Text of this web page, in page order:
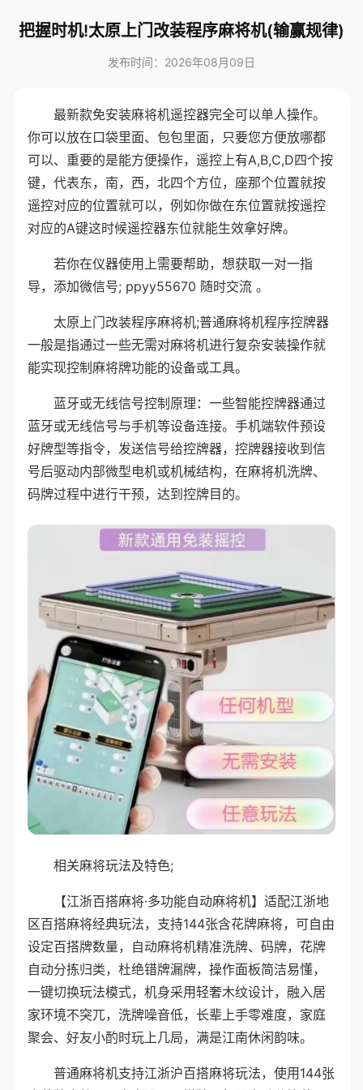
把握时机!太原上门改装程序麻将机(输赢规律)
发布时间：2026年08月09日
最新款免安装麻将机遥控器完全可以单人操作。
你可以放在口袋里面、包包里面，只要您方便放哪都
可以、重要的是能方便操作，遥控上有A,B,C,D四个按
键，代表东，南，西，北四个方位，座那个位置就按
遥控对应的位置就可以，例如你做在东位置就按遥控
对应的A键这时候遥控器东位就能生效拿好牌。
若你在仪器使用上需要帮助，想获取一对一指
导，添加微信号; ppyy55670 随时交流 。
太原上门改装程序麻将机;普通麻将机程序控牌器
一般是指通过一些无需对麻将机进行复杂安装操作就
能实现控制麻将牌功能的设备或工具。
蓝牙或无线信号控制原理：一些智能控牌器通过
蓝牙或无线信号与手机等设备连接。手机端软件预设
好牌型等指令，发送信号给控牌器，控牌器接收到信
号后驱动内部微型电机或机械结构，在麻将机洗牌、
码牌过程中进行干预，达到控牌目的。
相关麻将玩法及特色;
【江浙百搭麻将·多功能自动麻将机】适配江浙地
区百搭麻将经典玩法，支持144张含花牌麻将，可自由
设定百搭牌数量，自动麻将机精准洗牌、码牌，花牌
自动分拣归类，杜绝错牌漏牌，操作面板简洁易懂，
一键切换玩法模式，机身采用轻奢木纹设计，融入居
家环境不突兀，洗牌噪音低，长辈上手零难度，家庭
聚会、好友小酌时玩上几局，满是江南休闲韵味。
普通麻将机支持江浙沪百搭麻将玩法，使用144张